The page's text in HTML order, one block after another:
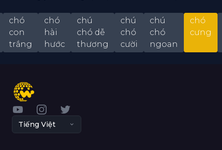
chó
con
trắng
chó
hài
hước
chú
chó dễ
thương
chú
chó
cười
chú
chó
ngoan
chó
cưng
YouTubeInstagram
Twitter
Tiếng Việt